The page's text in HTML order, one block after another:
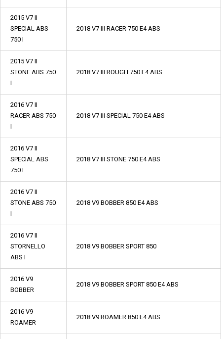
2015 V7 II
SPECIAL ABS
750 I
2018 V7 III RACER 750 E4 ABS
2015 V7 II
STONE ABS 750
I
2018 V7 III ROUGH 750 E4 ABS
2016 V7 II
RACER ABS 750
I
2018 V7 III SPECIAL 750 E4 ABS
2016 V7 II
SPECIAL ABS
750 I
2018 V7 III STONE 750 E4 ABS
2016 V7 II
STONE ABS 750
I
2018 V9 BOBBER 850 E4 ABS
2016 V7 II
STORNELLO
ABS I
2018 V9 BOBBER SPORT 850
2016 V9
BOBBER
2018 V9 BOBBER SPORT 850 E4 ABS
2016 V9
ROAMER
2018 V9 ROAMER 850 E4 ABS